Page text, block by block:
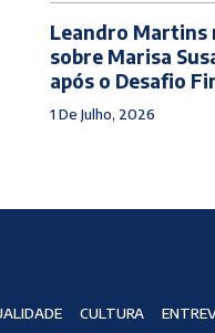
Leandro Martins
sobre Marisa
após o Desafio
1 De Julho, 2026
CULTURA